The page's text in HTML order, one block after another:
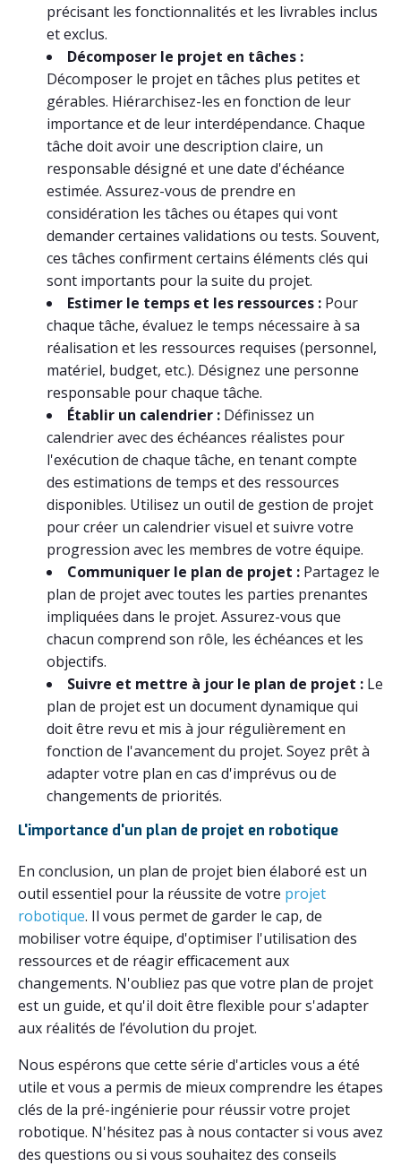
précisant les fonctionnalités et les livrables inclus
et exclus.
Décomposer le projet en tâches :
Décomposer le projet en tâches plus petites et
gérables. Hiérarchisez-les en fonction de leur
importance et de leur interdépendance. Chaque
tâche doit avoir une description claire, un
responsable désigné et une date d'échéance
estimée. Assurez-vous de prendre en
considération les tâches ou étapes qui vont
demander certaines validations ou tests. Souvent,
ces tâches confirment certains éléments clés qui
sont importants pour la suite du projet.
Estimer le temps et les ressources : Pour
chaque tâche, évaluez le temps nécessaire à sa
réalisation et les ressources requises (personnel,
matériel, budget, etc.). Désignez une personne
responsable pour chaque tâche.
Établir un calendrier : Définissez un
calendrier avec des échéances réalistes pour
l'exécution de chaque tâche, en tenant compte
des estimations de temps et des ressources
disponibles. Utilisez un outil de gestion de projet
pour créer un calendrier visuel et suivre votre
progression avec les membres de votre équipe.
Communiquer le plan de projet : Partagez le
plan de projet avec toutes les parties prenantes
impliquées dans le projet. Assurez-vous que
chacun comprend son rôle, les échéances et les
objectifs.
Suivre et mettre à jour le plan de projet : Le
plan de projet est un document dynamique qui
doit être revu et mis à jour régulièrement en
fonction de l'avancement du projet. Soyez prêt à
adapter votre plan en cas d'imprévus ou de
changements de priorités.
L'importance d'un plan de projet en robotique
En conclusion, un plan de projet bien élaboré est un
outil essentiel pour la réussite de votre projet
robotique. Il vous permet de garder le cap, de
mobiliser votre équipe, d'optimiser l'utilisation des
ressources et de réagir efficacement aux
changements. N'oubliez pas que votre plan de projet
est un guide, et qu'il doit être flexible pour s'adapter
aux réalités de l’évolution du projet.
Nous espérons que cette série d'articles vous a été
utile et vous a permis de mieux comprendre les étapes
clés de la pré-ingénierie pour réussir votre projet
robotique. N'hésitez pas à nous contacter si vous avez
des questions ou si vous souhaitez des conseils